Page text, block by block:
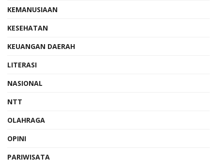
KEMANUSIAAN
KESEHATAN
KEUANGAN DAERAH
LITERASI
NASIONAL
NTT
OLAHRAGA
OPINI
PARIWISATA